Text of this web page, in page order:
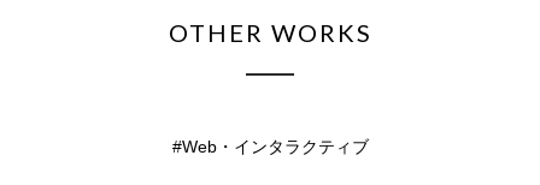
OTHER WORKS
Web・インタラクティブ